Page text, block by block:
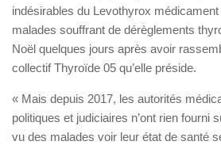
indésirables du Levothyrox
malades souffrant de dérèglements
Noël quelques jours après avoir
collectif Thyroïde 05 qu’elle préside.
« Mais depuis 2017, les autorités
politiques et judiciaires n’ont rien fourni
vu des malades voir leur état de santé